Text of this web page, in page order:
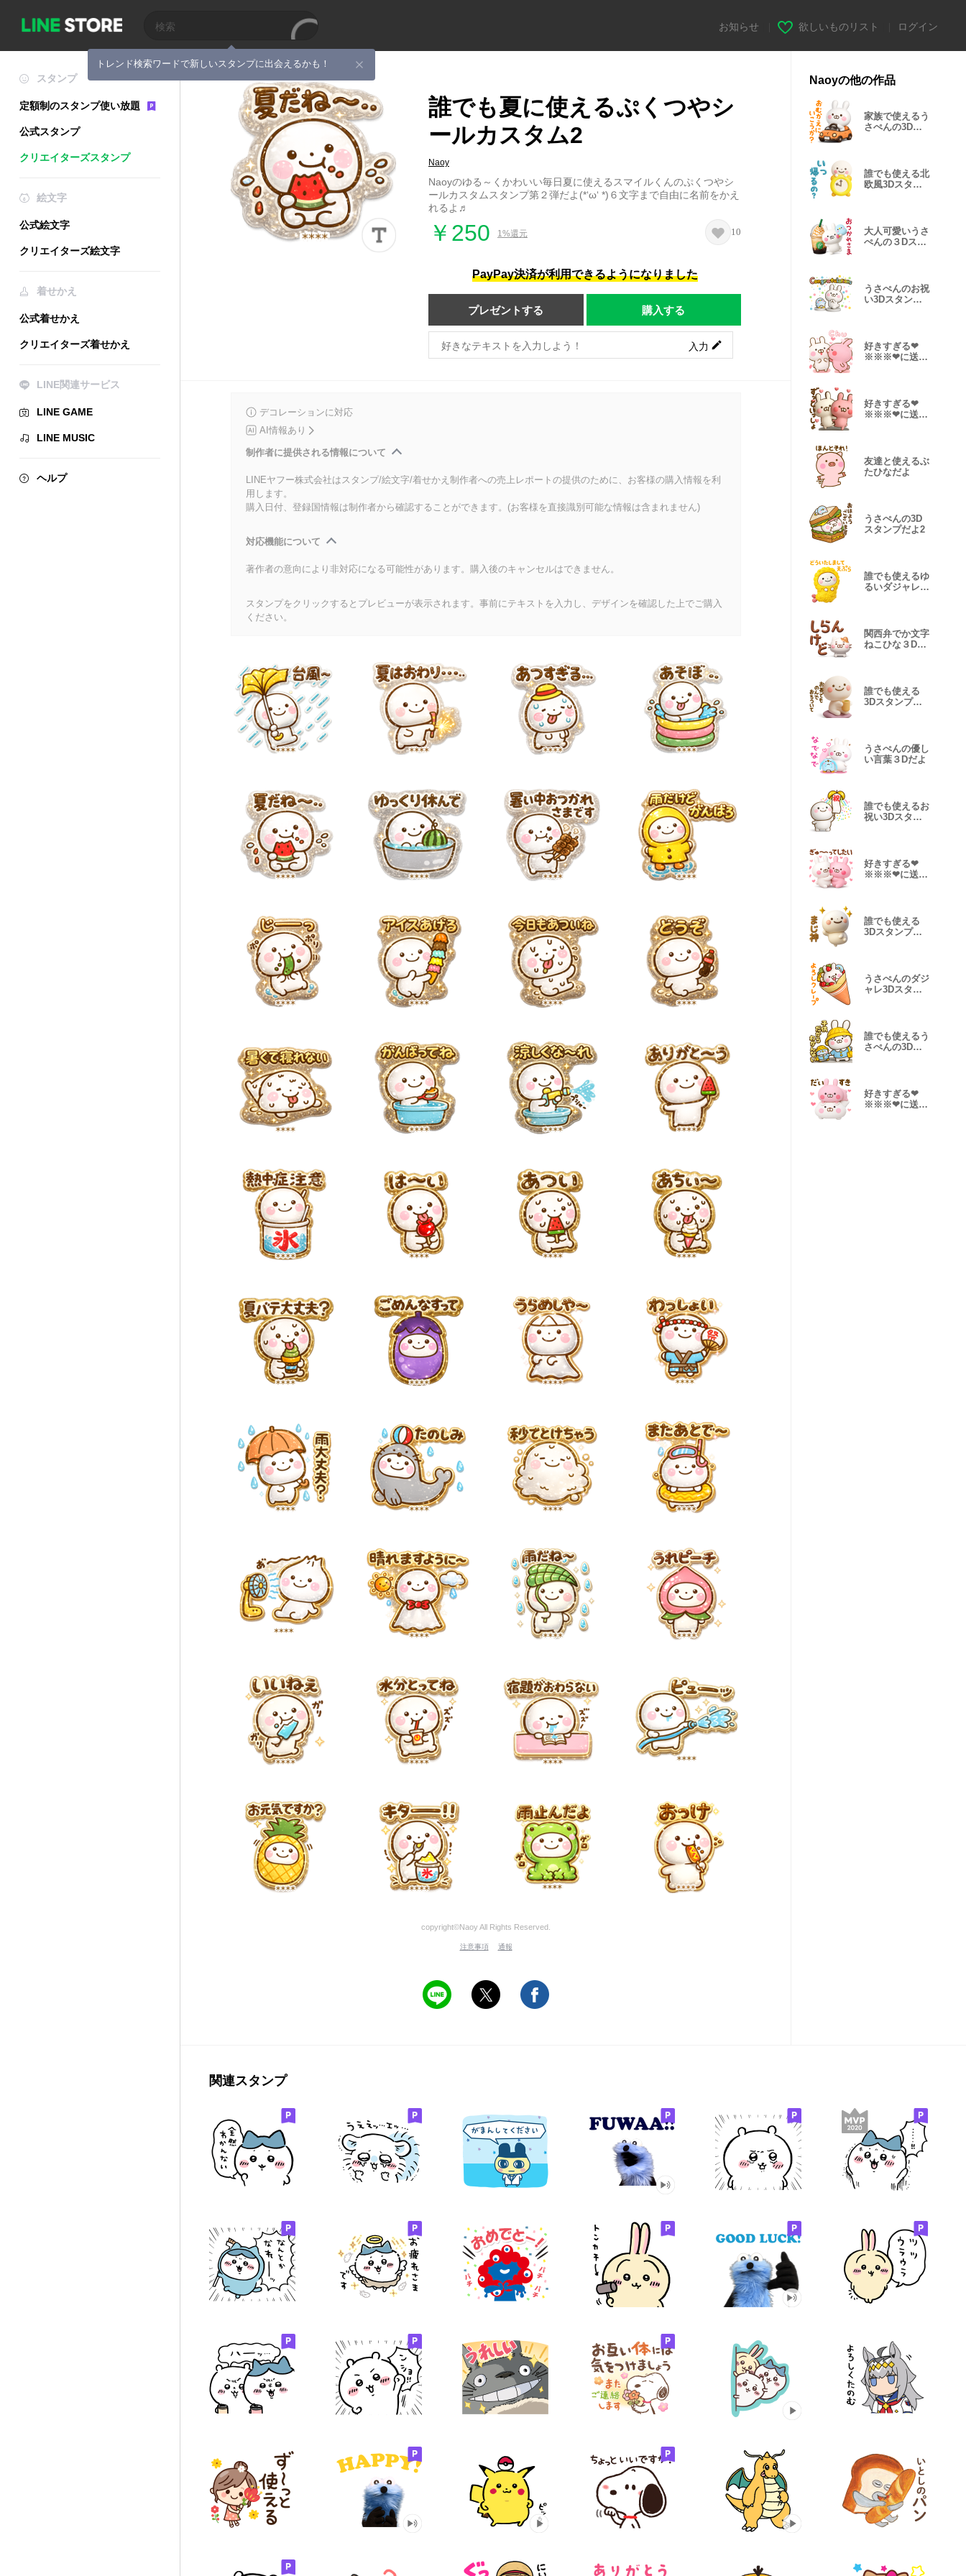
トレンド検索ワードで新しいスタンプに出会えるかも！
お知らせ 欲しいものリスト ログイン
スタンプ
定額制のスタンプ使い放題
公式スタンプ
クリエイターズスタンプ
絵文字
公式絵文字
クリエイターズ絵文字
着せかえ
公式着せかえ
クリエイターズ着せかえ
LINE関連サービス
LINE GAME
LINE MUSIC
ヘルプ
誰でも夏に使えるぷくつやシ
ールカスタム2
Naoy
Naoyのゆる～くかわいい毎日夏に使えるスマイルくんのぷくつやシ
ールカスタムスタンプ第２弾だよ(*‘ω‘ *)６文字まで自由に名前をかえ
れるよ♬
￥250 1%還元 10
PayPay決済が利用できるようになりました
プレゼントする 購入する
入力
デコレーションに対応
AI情報あり
制作者に提供される情報について
LINEヤフー株式会社はスタンプ/絵文字/着せかえ制作者への売上レポートの提供のために、お客様の購入情報を利
用します。
購入日付、登録国情報は制作者から確認することができます。(お客様を直接識別可能な情報は含まれません)
対応機能について
著作者の意向により非対応になる可能性があります。購入後のキャンセルはできません。
スタンプをクリックするとプレビューが表示されます。事前にテキストを入力し、デザインを確認した上でご購入
ください。
copyright©Naoy All Rights Reserved.
注意事項 通報
Naoyの他の作品
家族で使えるう
さぺんの3Dス
誰でも使える北
欧風3Dスタン
大人可愛いうさ
ぺんの３Dスタ
うさぺんのお祝
い3Dスタンプ
好きすぎる❤
※※※❤に送る
好きすぎる❤
※※※❤に送る
友達と使えるぶ
たひなだよ
うさぺんの3D
スタンプだよ2
誰でも使えるゆ
るいダジャレ
関西弁でか文字
ねこひな３Dだ
誰でも使える
3Dスタンプだ
うさぺんの優し
い言葉３Dだよ
誰でも使えるお
祝い3Dスタン
好きすぎる❤
※※※❤に送る
誰でも使える
3Dスタンプだ
うさぺんのダジ
ャレ3Dスタン
誰でも使えるう
さぺんの3Dス
好きすぎる❤
※※※❤に送る
関連スタンプ